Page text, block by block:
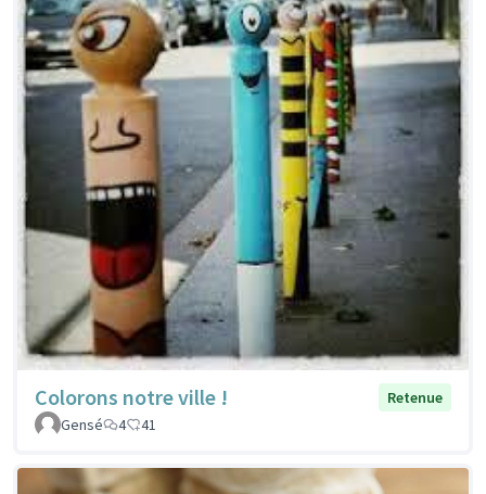
Colorons notre ville !
Retenue
Gensé
4 41